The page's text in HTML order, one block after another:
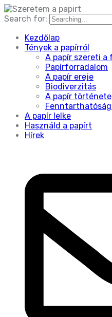
Search for:
Kezdőlap
Tények a papírról
A papír szereti a
Papírforradalom
A papír ereje
Biodiverzitás
A papír története
A papír lelke
Használd a papírt
Hírek